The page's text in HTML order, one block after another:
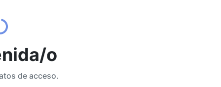
o
de acceso.